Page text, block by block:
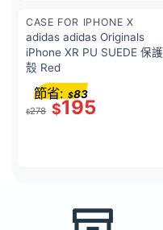
CASE FOR IPHONE X
adidas adidas Originals
iPhone XR PU SUEDE 保護
殼 Red
$278 $195
節省: $83